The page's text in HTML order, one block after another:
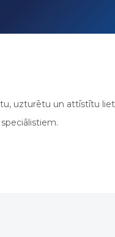
uzturētu un attīstītu